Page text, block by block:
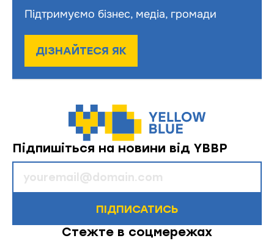
Підтримуємо бізнес, медіа, громади
ДІЗНАЙТЕСЯ ЯК
Підпишіться на новини від YBBP
ПІДПИСАТИСЬ
Стежте в соцмережах